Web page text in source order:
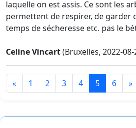
laquelle on est assis. Ce sont les
permettent de respirer, de garder
temps de sécheresse etc. pas le
Celine Vincart(Bruxelles, 2022-08-
« 1 2 3 4 5 6 »